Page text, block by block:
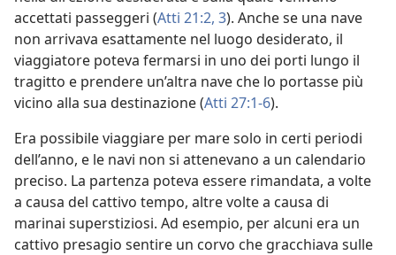
accettati passeggeri (Atti 21:2, 3). Anche se una nave
non arrivava esattamente nel luogo desiderato, il
viaggiatore poteva fermarsi in uno dei porti lungo il
tragitto e prendere un’altra nave che lo portasse più
vicino alla sua destinazione (Atti 27:1-6).
Era possibile viaggiare per mare solo in certi periodi
dell’anno, e le navi non si attenevano a un calendario
preciso. La partenza poteva essere rimandata, a volte
a causa del cattivo tempo, altre volte a causa di
marinai superstiziosi. Ad esempio, per alcuni era un
cattivo presagio sentire un corvo che gracchiava sulle